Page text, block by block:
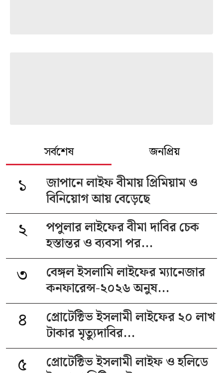
সর্বশেষ জনপ্রিয়
১
জাপানে লাইফ বীমায় প্রিমিয়াম ও
বিনিয়োগ আয় বেড়েছে
২
পপুলার লাইফের বীমা দাবির চেক
হস্তান্তর ও ব্যবসা পর...
৩
বেঙ্গল ইসলামি লাইফের ম্যানেজার
কনফারেন্স-২০২৬ অনুষ...
৪
প্রোটেক্টিভ ইসলামী লাইফের ২০ লাখ
টাকার মৃত্যুদাবির...
৫
প্রোটেক্টিভ ইসলামী লাইফ ও হলিডে